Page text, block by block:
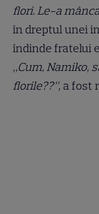
flori. Le-a
în dreptul unei
îndinde fratelui
„Cum, Namiko,
florile??”, a fost